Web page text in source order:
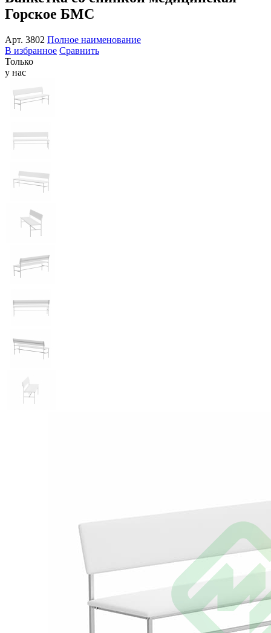
Горское БМС
Арт. 3802 Полное наименование
В избранное Сравнить
Только
у нас